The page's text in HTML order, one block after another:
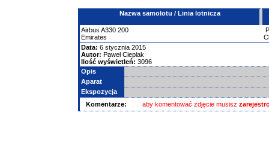
Nazwa samolotu / Linia lotnicza
Airbus A330 200
Emirates
Data: 6 stycznia 2015
Autor: Paweł Cieplak
Ilość wyświetleń: 3096
Opis
Aparat
Ekspozycja
Komentarze:
aby komentować zdjęcie musisz